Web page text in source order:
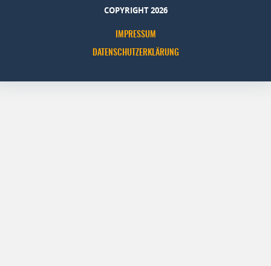
COPYRIGHT 2026
IMPRESSUM
DATENSCHUTZERKLÄRUNG